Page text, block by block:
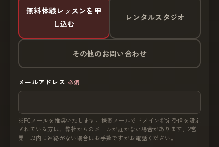
無料体験レッスンを申
し込む
レンタルスタジオ
その他のお問い合わせ
メールアドレス 必須
※PCメールを推奨いたします。携帯メールでドメイン指定受信を設定
されている方は、弊社からのメールが届かない場合があります。2営
業日以内に連絡がない場合はお手数ですがお電話ください。